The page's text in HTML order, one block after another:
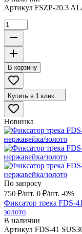
Артикул FSZP-20.3
В корзину
Купить в 1 клик
Новинка
По запросу
750 ₽/шт. 0 ₽/шт. -0%
Фиксатор трека FDS-
золото
В наличии
Артикул FDS-41